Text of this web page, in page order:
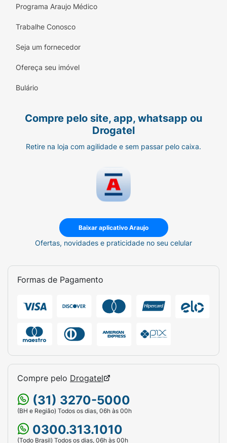
Programa Araujo Médico
Trabalhe Conosco
Seja um fornecedor
Ofereça seu imóvel
Bulário
Compre pelo site, app, whatsapp ou
Drogatel
Retire na loja com agilidade e sem passar pelo caixa.
Baixar aplicativo Araujo
Ofertas, novidades e praticidade no seu celular
Formas de Pagamento
Compre pelo Drogatel
(31) 3270-5000
(BH e Região) Todos os dias, 06h às 00h
0300.313.1010
(Todo Brasil) Todos os dias, 06h às 00h